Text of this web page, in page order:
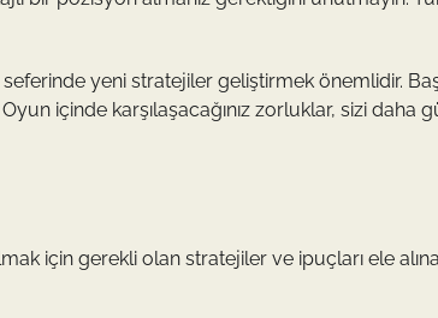
yeni stratejiler geliştirmek önemlidir.
içinde karşılaşacağınız zorluklar, sizi daha
için gerekli olan stratejiler ve ipuçları ele